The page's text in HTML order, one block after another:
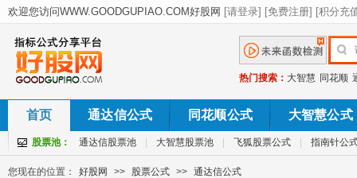
热门搜索： 大智慧 同花顺
首页 通达信公式 同花顺公式 大智慧公式
股票池： 通达信股票池 大智慧股票池 飞狐股票公式 指南针公
您现在的位置： 好股网 >> 股票公式 >> 通达信公式